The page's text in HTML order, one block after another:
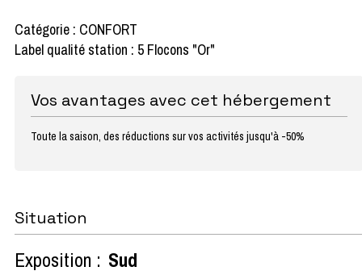
Catégorie : CONFORT
Label qualité station : 5 Flocons "Or"
Vos avantages avec cet hébergement
Toute la saison, des réductions sur vos activités jusqu'à -50%
Situation
Exposition : Sud